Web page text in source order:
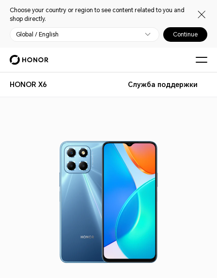
Choose your country or region to see content related to you and
shop directly.
Global / English Continue
HONOR X6 Служба поддержки